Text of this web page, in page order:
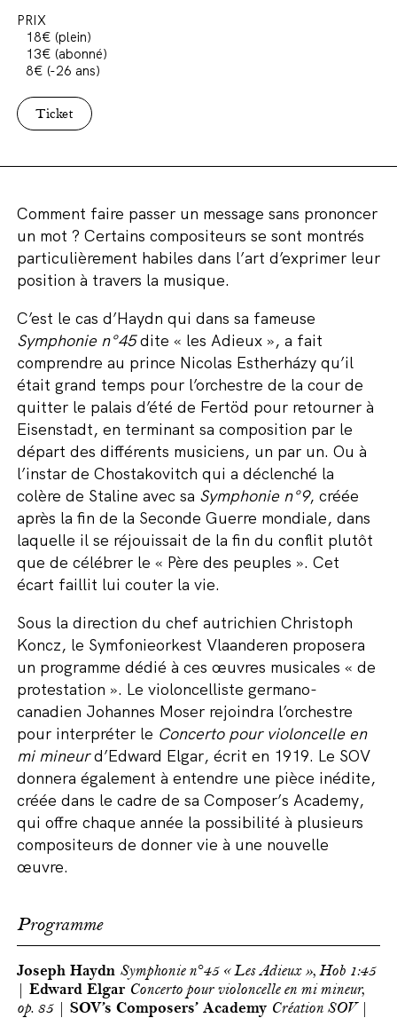
PRIX
18€ (plein)
13€ (abonné)
8€ (-26 ans)
Ticket
Comment faire passer un message sans prononcer
un mot ? Certains compositeurs se sont montrés
particulièrement habiles dans l’art d’exprimer leur
position à travers la musique.
C’est le cas d’Haydn qui dans sa fameuse
Symphonie n°45dite « les Adieux », a fait
comprendre au prince Nicolas Estherházy qu’il
était grand temps pour l’orchestre de la cour de
quitter le palais d’été de Fertöd pour retourner à
Eisenstadt, en terminant sa composition par le
départ des différents musiciens, un par un. Ou à
l’instar de Chostakovitch qui a déclenché la
colère de Staline avec sa Symphonie n°9, créée
après la fin de la Seconde Guerre mondiale, dans
laquelle il se réjouissait de la fin du conflit plutôt
que de célébrer le « Père des peuples ». Cet
écart faillit lui couter la vie.
Sous la direction du chef autrichien Christoph
Koncz, le Symfonieorkest Vlaanderen proposera
un programme dédié à ces œuvres musicales « de
protestation ». Le violoncelliste germano-
canadien Johannes Moser rejoindra l’orchestre
pour interpréter le Concerto pour violoncelle en
mi mineurd’Edward Elgar, écrit en 1919. Le SOV
donnera également à entendre une pièce inédite,
créée dans le cadre de sa Composer’s Academy,
qui offre chaque année la possibilité à plusieurs
compositeurs de donner vie à une nouvelle
œuvre.
Programme
Joseph Haydn Symphonie n°45 « Les Adieux », Hob 1:45
Edward Elgar Concerto pour violoncelle en mi mineur,
op. 85| SOV’s Composers’ Academy Création SOV|